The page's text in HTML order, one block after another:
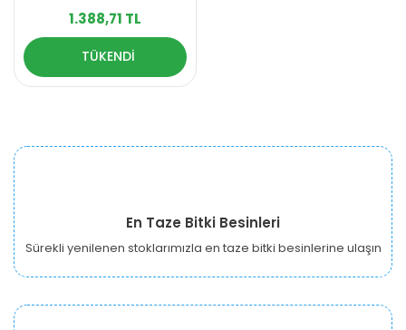
1.388,71 TL
TÜKENDİ
En Taze Bitki Besinleri
Sürekli yenilenen stoklarımızla en taze bitki besinlerine ulaşın